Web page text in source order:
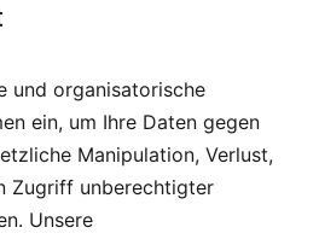
und organisatorische
ein, um Ihre Daten gegen
Manipulation, Verlust,
Zugriff unberechtigter
Unsere